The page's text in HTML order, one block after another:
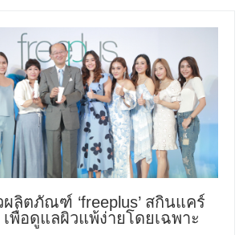
ผลิตภัณฑ์ ‘freeplus’ สกินแคร์
พื่อดูแลผิวแพ้ง่ายโดยเฉพาะ